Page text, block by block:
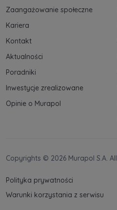
Zaangażowanie społeczne
Kariera
Kontakt
Aktualności
Poradniki
Inwestycje zrealizowane
Opinie o Murapol
Copyrights © 2026 Murapol S.A.
Polityka prywatności
Warunki korzystania z serwisu